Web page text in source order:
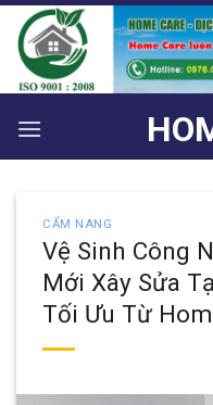
Bỏ
qua
nội
dung
CẨM NANG
Vệ Sinh Công
Mới Xây Sửa
Tối Ưu Từ